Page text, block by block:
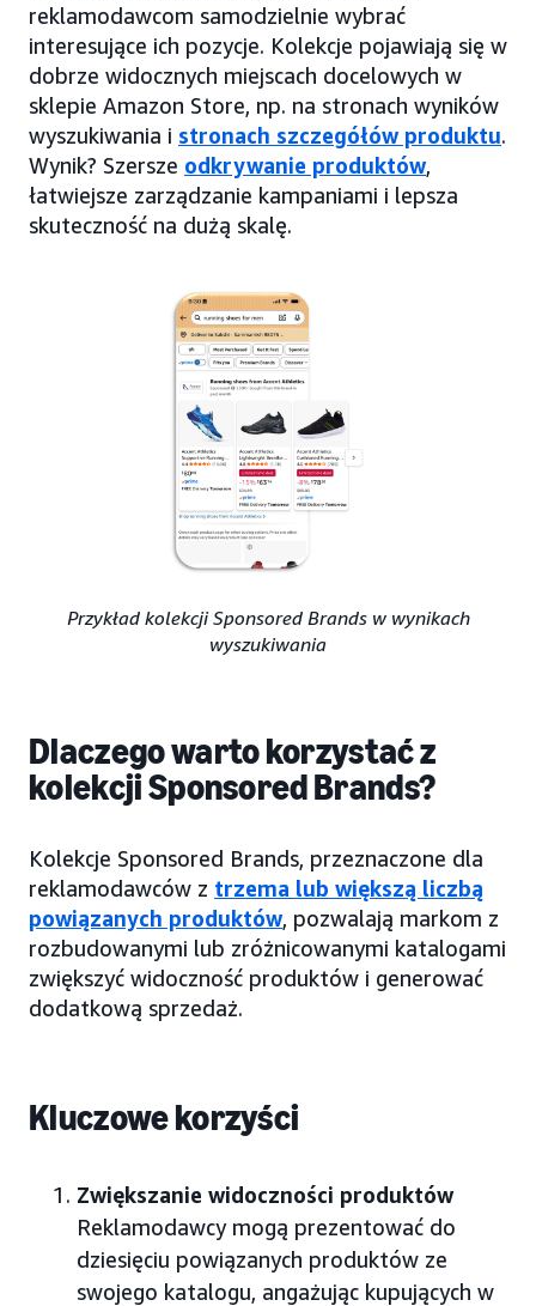
reklamodawcom samodzielnie wybrać
interesujące ich pozycje. Kolekcje pojawiają się w
dobrze widocznych miejscach docelowych w
sklepie Amazon Store, np. na stronach wyników
wyszukiwania i stronach szczegółów produktu.
Wynik? Szersze odkrywanie produktów,
łatwiejsze zarządzanie kampaniami i lepsza
skuteczność na dużą skalę.
Przykład kolekcji Sponsored Brands w wynikach
wyszukiwania
Dlaczego warto korzystać z
kolekcji Sponsored Brands?
Kolekcje Sponsored Brands, przeznaczone dla
reklamodawców z trzema lub większą liczbą
powiązanych produktów, pozwalają markom z
rozbudowanymi lub zróżnicowanymi katalogami
zwiększyć widoczność produktów i generować
dodatkową sprzedaż.
Kluczowe korzyści
Zwiększanie widoczności produktów
Reklamodawcy mogą prezentować do
dziesięciu powiązanych produktów ze
swojego katalogu, angażując kupujących w